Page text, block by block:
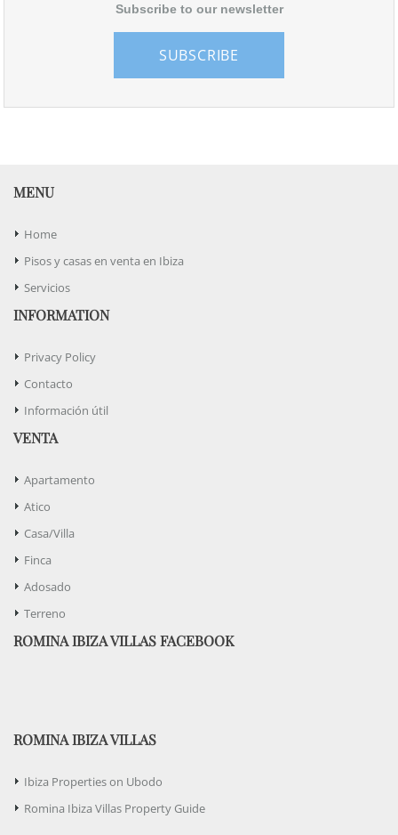
Subscribe to our newsletter
SUBSCRIBE
MENU
Home
Pisos y casas en venta en Ibiza
Servicios
INFORMATION
Privacy Policy
Contacto
Información útil
VENTA
Apartamento
Atico
Casa/Villa
Finca
Adosado
Terreno
ROMINA IBIZA VILLAS FACEBOOK
ROMINA IBIZA VILLAS
Ibiza Properties on Ubodo
Romina Ibiza Villas Property Guide